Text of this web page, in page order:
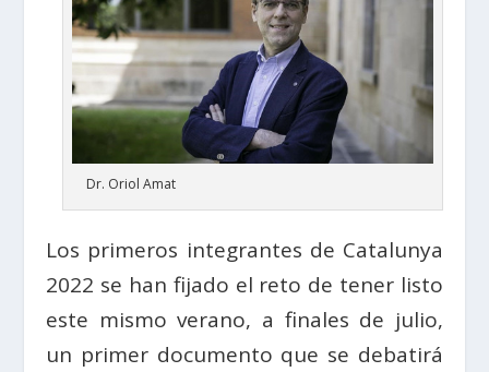
Dr. Oriol Amat
Los primeros integrantes de Catalunya
2022 se han fijado el reto de tener listo
este mismo verano, a finales de julio,
un primer documento que se debatirá